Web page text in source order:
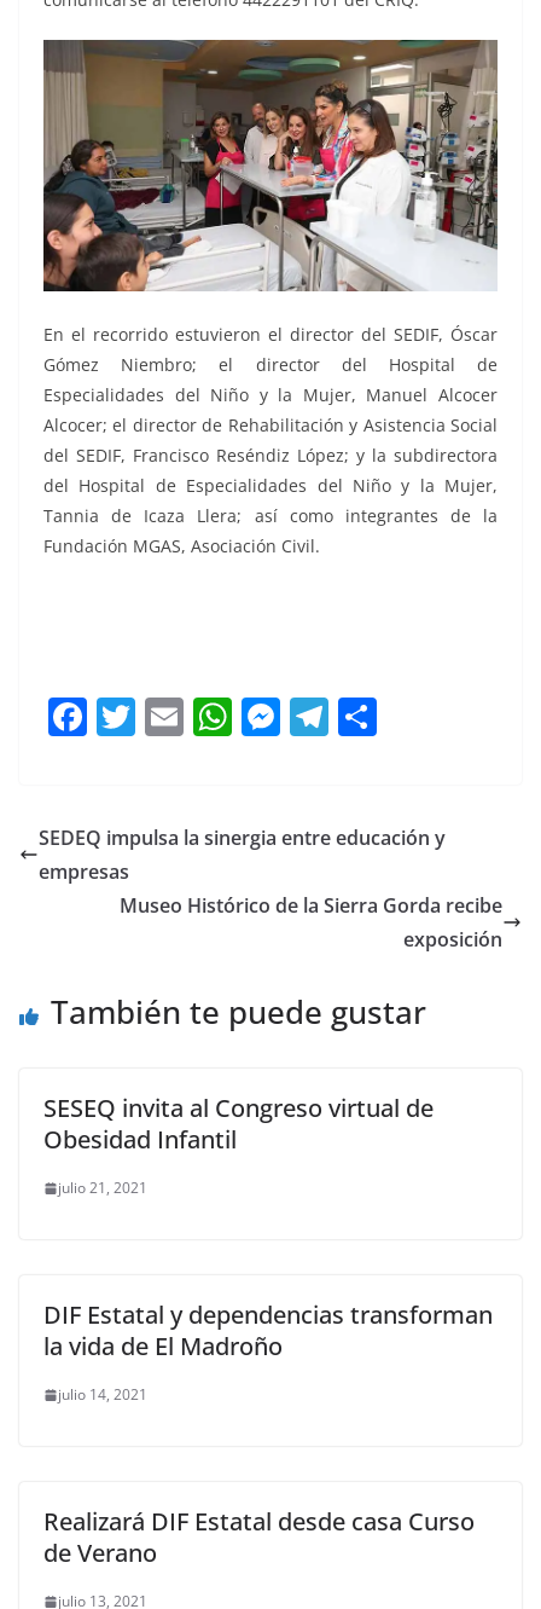
En el recorrido estuvieron el director del SEDIF, Óscar
Gómez Niembro; el director del Hospital de
Especialidades del Niño y la Mujer, Manuel Alcocer
Alcocer; el director de Rehabilitación y Asistencia Social
del SEDIF, Francisco Reséndiz López; y la subdirectora
del Hospital de Especialidades del Niño y la Mujer,
Tannia de Icaza Llera; así como integrantes de la
Fundación MGAS, Asociación Civil.
F
e
b
T
er
E
l
W
s
p
M
e
g
T
gr
m
p
tir
SEDEQ impulsa la sinergia entre educación y
empresas
Museo Histórico de la Sierra Gorda recibe
exposición
También te puede gustar
SESEQ invita al Congreso virtual de
Obesidad Infantil
julio 21, 2021
DIF Estatal y dependencias transforman
la vida de El Madroño
julio 14, 2021
Realizará DIF Estatal desde casa Curso
de Verano
julio 13, 2021